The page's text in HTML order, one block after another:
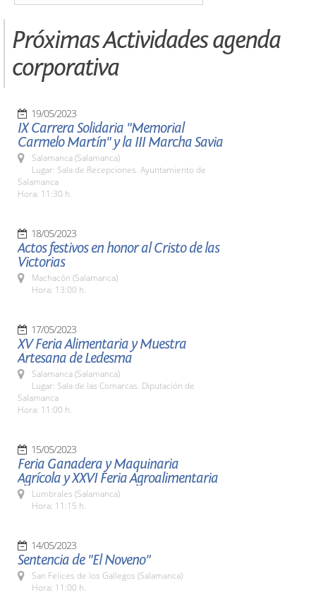
Próximas Actividades agenda
corporativa
19/05/2023
IX Carrera Solidaria "Memorial
Carmelo Martín" y la III Marcha Savia
Salamanca (Salamanca)
Lugar: Sala de Recepciones. Ayuntamiento de
Salamanca
Hora: 11:30 h.
18/05/2023
Actos festivos en honor al Cristo de las
Victorias
Machacón (Salamanca)
Hora: 13:00 h.
17/05/2023
XV Feria Alimentaria y Muestra
Artesana de Ledesma
Salamanca (Salamanca)
Lugar: Sala de las Comarcas. Diputación de
Salamanca
Hora: 11:00 h.
15/05/2023
Feria Ganadera y Maquinaria
Agrícola y XXVI Feria Agroalimentaria
Lumbrales (Salamanca)
Hora: 11:15 h.
14/05/2023
Sentencia de "El Noveno"
San Felices de los Gallegos (Salamanca)
Hora: 11:00 h.